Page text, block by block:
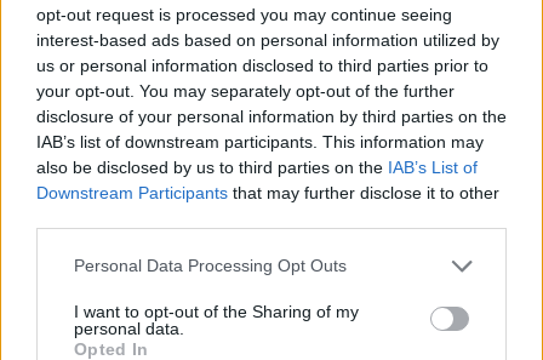
opt-out request is processed you may continue seeing
interest-based ads based on personal information utilized by
us or personal information disclosed to third parties prior to
your opt-out. You may separately opt-out of the further
disclosure of your personal information by third parties on the
IAB’s list of downstream participants. This information may
also be disclosed by us to third parties on the IAB’s List of
Downstream Participants that may further disclose it to other
Personal Data Processing Opt Outs
I want to opt-out of the Sharing of my
personal data.
Opted In
2026. augusztus 08., szombat
„A legerősebb garancia” –
Megnevezte államfőjelöltjét a